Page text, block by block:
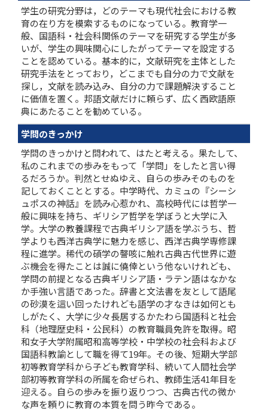
学生の研究分野は，どのテーマも現代社会における教
育の在り方を模索するものになっている。教育学一
般、国語科・社会科関係のテーマを研究する学生が多
いが、学生の興味関心にしたがってテーマを設定する
ことを認めている。基本的に，文献研究を主体とした
研究手法をとっており，どこまでも自分の力で文献を
探し，文献を読み込み、自分の力で課題解決すること
に価値を置く。邦語文献だけに頼らず、広く西欧語原
典にあたることを勧めている。
学問のきっかけ
学問のきっかけと問われて、はたと考える。果たして、
私のこれまでの歩みをもって「学問」をしたと言い得
るだろうか。判然とせぬゆえ、自らの歩みそのものを
記しておくこととする。中学時代、カミュの『シーシ
ュポスの神話』を読み心惹かれ、高校時代には哲学一
般に興味を持ち、ギリシア哲学を学ぼうと大学に入
学。大学の教養課程で古典ギリシア語を学ぶうち、哲
学よりも西洋古典学に魅力を感じ、西洋古典学専修課
程に進学。稀代の碩学の謦咳に触れ古典古代世界に遊
ぶ機会を得たことは誠に僥倖という他ないけれども、
学問の前提となる古典ギリシア語・ラテン語はなかな
か手強い言語であった。辞書と文法書を友として語尾
の砂漠を這い回ったけれども語学の才なきは如何とも
しがたく、大学に少々長居するかたわら国語科と社会
科（地理歴史科・公民科）の教育職員免許を取得。昭
和女子大学附属昭和高等学校・中学校の社会科および
国語科教諭として職を得て19年。その後、短期大学部
初等教育学科から子ども教育学科、続いて人間社会学
部初等教育学科の所属を命ぜられ、教師生活41年目を
迎える。自らの歩みを振り返りつつ、古典古代の微か
な声を頼りに教育の本質を問う昨今である。